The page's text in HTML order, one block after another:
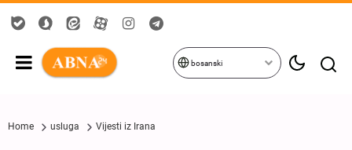
bosanski
Home usluga Vijesti iz Irana